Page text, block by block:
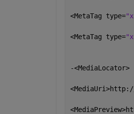
<MetaTag type=
<MetaTag type=
-<MediaLocator>